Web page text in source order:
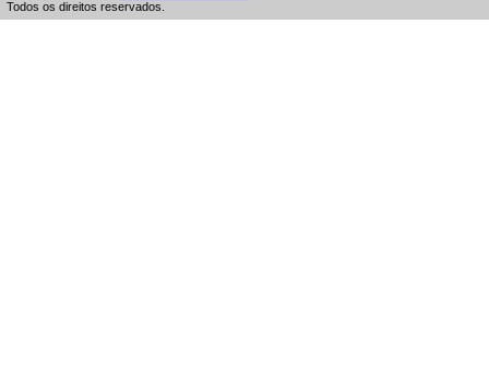
Todos os direitos reservados.